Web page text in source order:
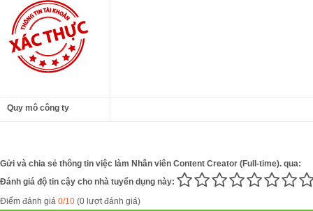
Quy mô công ty
Gửi và chia sẻ thông tin việc làm Nhân viên Content Creator (Full-time). qua:
Đánh giá độ tin cậy cho nhà tuyển dụng này:
Điểm đánh giá 0/10 (0 lượt đánh giá)